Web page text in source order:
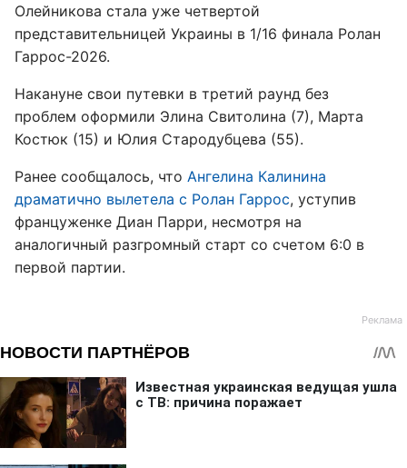
Олейникова стала уже четвертой
представительницей Украины в 1/16 финала Ролан
Гаррос-2026.
Накануне свои путевки в третий раунд без
проблем оформили Элина Свитолина (7), Марта
Костюк (15) и Юлия Стародубцева (55).
Ранее сообщалось, что Ангелина Калинина
драматично вылетела с Ролан Гаррос, уступив
француженке Диан Парри, несмотря на
аналогичный разгромный старт со счетом 6:0 в
первой партии.